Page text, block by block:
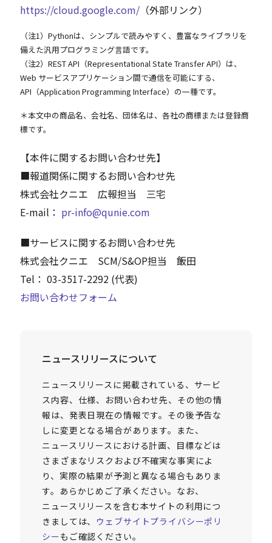
https://cloud.google.com/ （外部リンク）
（注1）Pythonは、シンプルで読みやすく、豊富なライブラリを
備えた汎用プログラミング言語です。
（注2）REST API（Representational State Transfer API）は、
Web サービスアプリケーション間で通信を可能にする、
API（Application Programming Interface）の一種です。
＊本文中の商品名、会社名、団体名は、各社の商標または登録商
標です。
【本件に関するお問い合わせ先】
■報道関係に関するお問い合わせ先
株式会社クニエ 広報担当 三宅
E-mail： pr-info@qunie.com
■サービスに関するお問い合わせ先
株式会社クニエ SCM/S&OP担当 飯田
Tel： 03-3517-2292 (代表)
お問い合わせフォーム
ニュースリリースについて
ニュースリリースに掲載されている、サービ
ス内容、仕様、お問い合わせ先、その他の情
報は、発表日現在の情報です。その後予告な
しに変更となる場合があります。また、
ニュースリリースにおける計画、目標などは
さまざまなリスクおよび不確実な事実によ
り、実際の結果が予測と異なる場合もありま
す。あらかじめご了承ください。なお、
ニュースリリースを含む本サイトの利用につ
きましては、 ウェブサイトプライバシーポリ
シーもご確認ください。